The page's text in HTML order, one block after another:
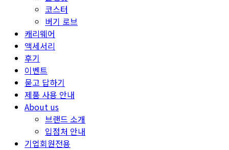
코스터
버기 로브
캐리웨어
액세서리
후기
이벤트
묻고 답하기
제품 사용 안내
About us
브랜드 소개
입점처 안내
기업회원전용